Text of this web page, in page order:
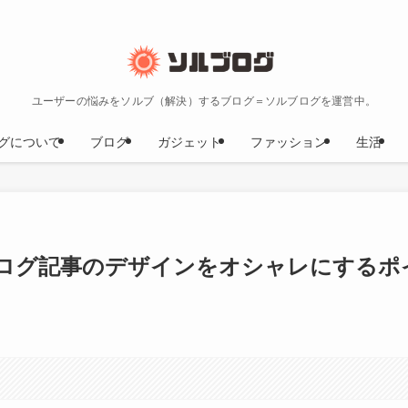
ユーザーの悩みをソルブ（解決）するブログ＝ソルブログを運営中。
について ブログ ガジェット ファッション 生活
グ記事のデザインをオシャレにするポ